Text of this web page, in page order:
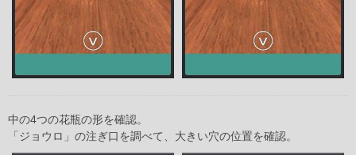
中の4つの花瓶の形を確認。
「ジョウロ」の注ぎ口を調べて、大きい穴の位置を確認。